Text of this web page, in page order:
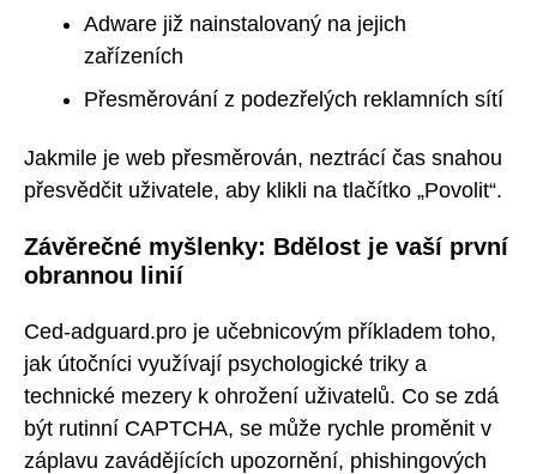
Adware již nainstalovaný na jejich
zařízeních
Přesměrování z podezřelých reklamních sítí
Jakmile je web přesměrován, neztrácí čas snahou
přesvědčit uživatele, aby klikli na tlačítko „Povolit“.
Závěrečné myšlenky: Bdělost je vaší první
obrannou linií
Ced-adguard.pro je učebnicovým příkladem toho,
jak útočníci využívají psychologické triky a
technické mezery k ohrožení uživatelů. Co se zdá
být rutinní CAPTCHA, se může rychle proměnit v
záplavu zavádějících upozornění, phishingových